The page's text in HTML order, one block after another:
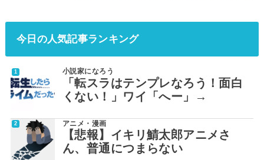
今日の人気記事ランキング
小説家になろう
「転スラはテンプレなろう！面白
くない！」ワイ「へー」→
アニメ・漫画
【悲報】イキリ鯖太郎アニメさ
ん、普通につまらない